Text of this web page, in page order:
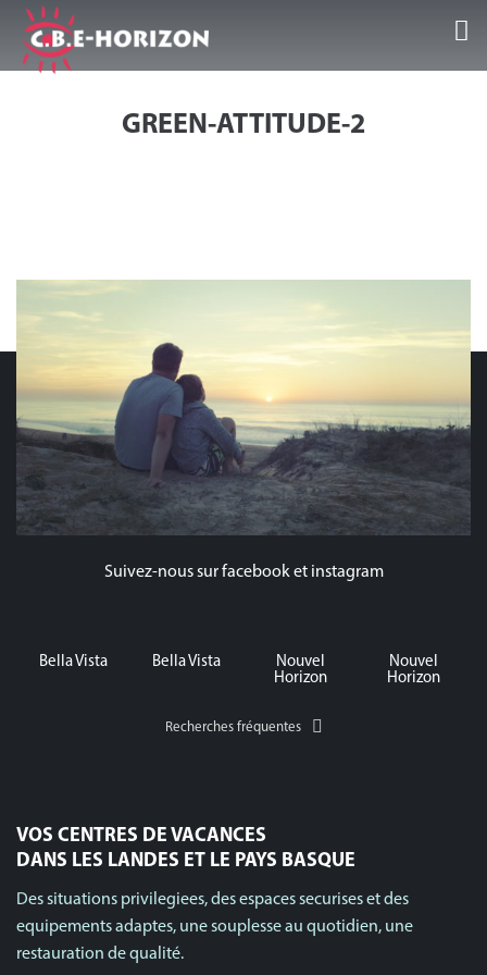
Nos Guest Center
Contact
Français
GREEN-ATTITUDE-2
Suivez-nous sur facebook et instagram
Bella Vista Bella Vista
Nouvel
Horizon
Nouvel
Horizon
Recherches fréquentes
VOS CENTRES DE VACANCES
DANS LES LANDES ET LE PAYS BASQUE
Des situations privilegiees, des espaces securises et des
equipements adaptes, une souplesse au quotidien, une
restauration de qualité.